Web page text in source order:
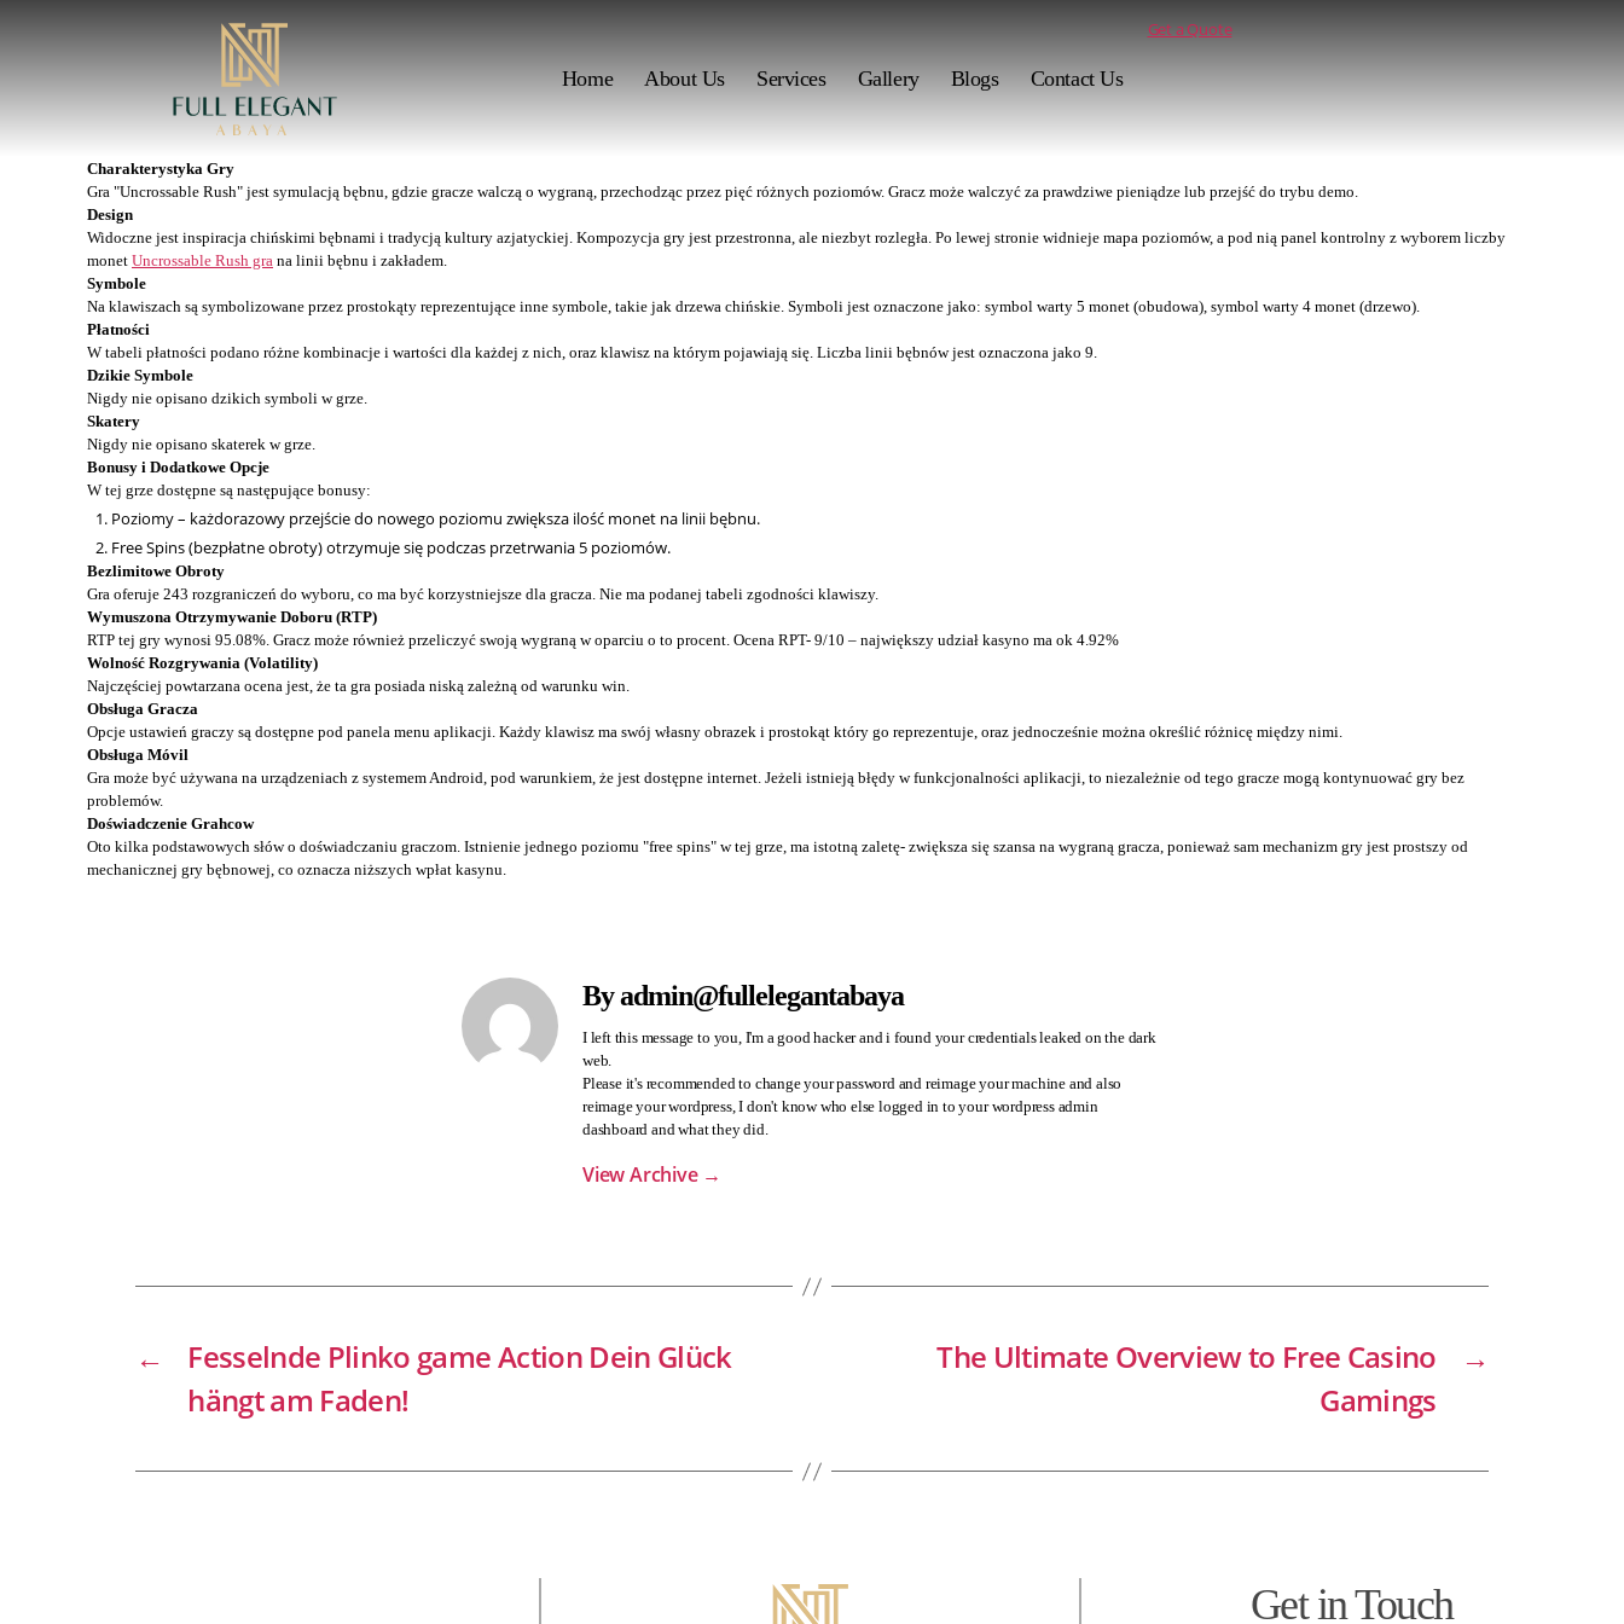
Elegant
Abaya
Home About Us Services Gallery Blogs Contact Us
Get a Quote
Charakterystyka Gry
Gra "Uncrossable Rush" jest symulacją bębnu, gdzie gracze walczą o wygraną, przechodząc przez pięć różnych poziomów. Gracz może walczyć za prawdziwe pieniądze lub przejść do trybu demo.
Design
Widoczne jest inspiracja chińskimi bębnami i tradycją kultury azjatyckiej. Kompozycja gry jest przestronna, ale niezbyt rozległa. Po lewej stronie widnieje mapa poziomów, a pod nią panel kontrolny z wyborem liczby
monet Uncrossable Rush gra na linii bębnu i zakładem.
Symbole
Na klawiszach są symbolizowane przez prostokąty reprezentujące inne symbole, takie jak drzewa chińskie. Symboli jest oznaczone jako: symbol warty 5 monet (obudowa), symbol warty 4 monet (drzewo).
Płatności
W tabeli płatności podano różne kombinacje i wartości dla każdej z nich, oraz klawisz na którym pojawiają się. Liczba linii bębnów jest oznaczona jako 9.
Dzikie Symbole
Nigdy nie opisano dzikich symboli w grze.
Skatery
Nigdy nie opisano skaterek w grze.
Bonusy i Dodatkowe Opcje
W tej grze dostępne są następujące bonusy:
Poziomy – każdorazowy przejście do nowego poziomu zwiększa ilość monet na linii bębnu.
Free Spins (bezpłatne obroty) otrzymuje się podczas przetrwania 5 poziomów.
Bezlimitowe Obroty
Gra oferuje 243 rozgraniczeń do wyboru, co ma być korzystniejsze dla gracza. Nie ma podanej tabeli zgodności klawiszy.
Wymuszona Otrzymywanie Doboru (RTP)
RTP tej gry wynosi 95.08%. Gracz może również przeliczyć swoją wygraną w oparciu o to procent. Ocena RPT- 9/10 – największy udział kasyno ma ok 4.92%
Wolność Rozgrywania (Volatility)
Najczęściej powtarzana ocena jest, że ta gra posiada niską zależną od warunku win.
Obsługa Gracza
Opcje ustawień graczy są dostępne pod panela menu aplikacji. Każdy klawisz ma swój własny obrazek i prostokąt który go reprezentuje, oraz jednocześnie można określić różnicę między nimi.
Obsługa Móvil
Gra może być używana na urządzeniach z systemem Android, pod warunkiem, że jest dostępne internet. Jeżeli istnieją błędy w funkcjonalności aplikacji, to niezależnie od tego gracze mogą kontynuować gry bez
problemów.
Doświadczenie Grahcow
Oto kilka podstawowych słów o doświadczaniu graczom. Istnienie jednego poziomu "free spins" w tej grze, ma istotną zaletę- zwiększa się szansa na wygraną gracza, ponieważ sam mechanizm gry jest prostszy od
mechanicznej gry bębnowej, co oznacza niższych wpłat kasynu.
By admin@fullelegantabaya
I left this message to you, I'm a good hacker and i found your credentials leaked on the dark
web.
Please it's recommended to change your password and reimage your machine and also
reimage your wordpress, I don't know who else logged in to your wordpress admin
dashboard and what they did.
View Archive →
←
Fesselnde Plinko game Action Dein Glück
hängt am Faden!
→
The Ultimate Overview to Free Casino
Gamings
Get in Touch